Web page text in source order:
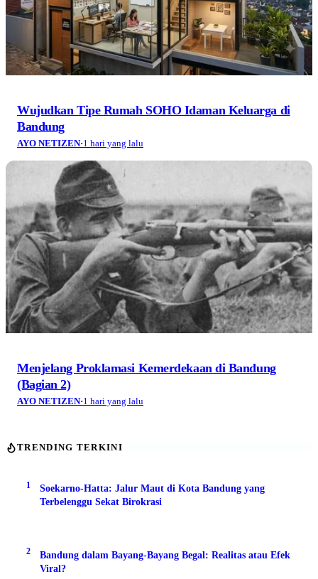
Wujudkan Tipe Rumah SOHO Idaman Keluarga di
Bandung
AYO NETIZEN·1 hari yang lalu
Menjelang Proklamasi Kemerdekaan di Bandung
(Bagian 2)
AYO NETIZEN·1 hari yang lalu
TRENDING TERKINI
1
Soekarno-Hatta: Jalur Maut di Kota Bandung yang
Terbelenggu Sekat Birokrasi
2
Bandung dalam Bayang-Bayang Begal: Realitas atau Efek
Viral?